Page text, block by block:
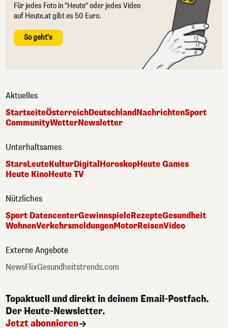
Für jedes Foto in "Heute" oder jedes Video
auf Heute.at gibt es 50 Euro.
So geht's
Aktuelles
StartseiteÖsterreichDeutschlandNachrichtenSport
CommunityWetterNewsletter
Unterhaltsames
StarsLeuteKulturDigitalHoroskopHeute Games
Heute KinoHeute TV
Nützliches
Sport DatencenterGewinnspieleRezepteGesundheit
WohnenVerkehrsmeldungenMotorReisenVideo
Externe Angebote
NewsFlixGesundheitstrends.com
Topaktuell und direkt in deinem Email-Postfach.
Der Heute-Newsletter.
Jetzt abonnieren